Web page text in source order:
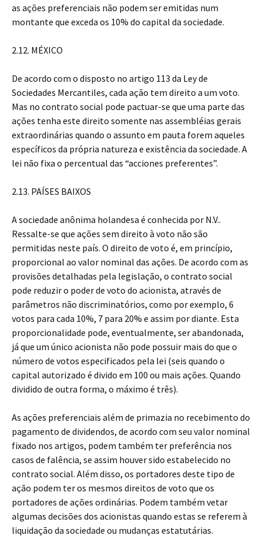
as ações preferenciais não podem ser emitidas num
montante que exceda os 10% do capital da sociedade.
2.12. MÉXICO
De acordo com o disposto no artigo 113 da Ley de
Sociedades Mercantiles, cada ação tem direito a um voto.
Mas no contrato social pode pactuar-se que uma parte das
ações tenha este direito somente nas assembléias gerais
extraordinárias quando o assunto em pauta forem aqueles
específicos da própria natureza e existência da sociedade. A
lei não fixa o percentual das “acciones preferentes”.
2.13. PAÍSES BAIXOS
A sociedade anônima holandesa é conhecida por N.V..
Ressalte-se que ações sem direito à voto não são
permitidas neste país. O direito de voto é, em princípio,
proporcional ao valor nominal das ações. De acordo com as
provisões detalhadas pela legislação, o contrato social
pode reduzir o poder de voto do acionista, através de
parâmetros não discriminatórios, como por exemplo, 6
votos para cada 10%, 7 para 20% e assim por diante. Esta
proporcionalidade pode, eventualmente, ser abandonada,
já que um único acionista não pode possuir mais do que o
número de votos especificados pela lei (seis quando o
capital autorizado é divido em 100 ou mais ações. Quando
dividido de outra forma, o máximo é três).
As ações preferenciais além de primazia no recebimento do
pagamento de dividendos, de acordo com seu valor nominal
fixado nos artigos, podem também ter preferência nos
casos de falência, se assim houver sido estabelecido no
contrato social. Além disso, os portadores deste tipo de
ação podem ter os mesmos direitos de voto que os
portadores de ações ordinárias. Podem também vetar
algumas decisões dos acionistas quando estas se referem à
liquidação da sociedade ou mudanças estatutárias.